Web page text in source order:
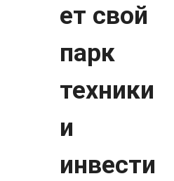
ет свой
парк
техники
и
инвести